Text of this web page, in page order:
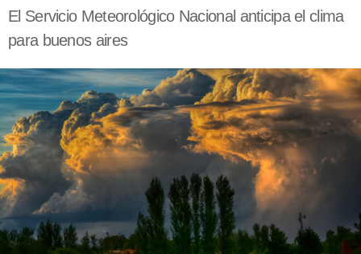
El Servicio Meteorológico Nacional anticipa el clima
para buenos aires